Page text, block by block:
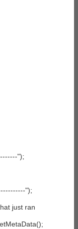
");
");
just ran